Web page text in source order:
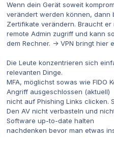
Wenn dein Gerät soweit
verändert werden können,
Zertifikate verändern. Braucht
remote Admin zugriff und kann
dem Rechner. -> VPN bringt hier
Die Leute konzentrieren sich
relevanten Dinge.
MFA, möglichst sowas wie FIDO
Angriff ausgeschlossen (aktuell)
nicht auf Phishing Links clicken.
Den AV nicht verbasteln und
Software up-to-date halten
nachdenken bevor man etwas